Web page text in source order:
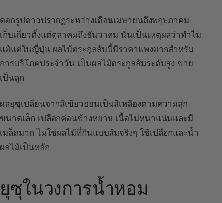
ดอกรูปดาวปรากฏระหว่างเดือนเมษายนถึงพฤษภาคม
เก็บเกี่ยวตั้งแต่ตุลาคมถึงธันวาคม นั่นเป็นเหตุผลว่าทำไม
แม้แต่ในญี่ปุ่น ผลไม้ตระกูลส้มนี้มีราคาแพงมากสำหรับ
การบริโภคประจำวัน เป็นผลไม้ตระกูลส้มระดับสูง ขาย
เป็นลูก
ผลยุซุเปลี่ยนจากสีเขียวอ่อนเป็นสีเหลืองตามความสุก
ขนาดเล็ก เปลือกค่อนข้างหยาบ เนื้อไม่หนาแน่นและมี
เมล็ดมาก ไม่ใช่ผลไม้ที่กินแบบส้มจริงๆ ใช้เปลือกและน้ำ
ผลไม้เป็นหลัก
ยุซุในวงการน้ำหอม